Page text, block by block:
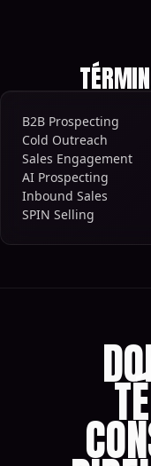
B2B Prospecting
Cold Outreach
Sales Engagement
AI Prospecting
Inbound Sales
SPIN Selling